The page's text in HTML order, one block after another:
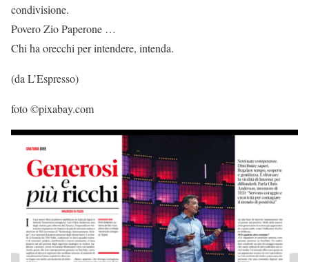
condivisione.
Povero Zio Paperone …
Chi ha orecchi per intendere, intenda.
(da L’Espresso)
foto ©pixabay.com